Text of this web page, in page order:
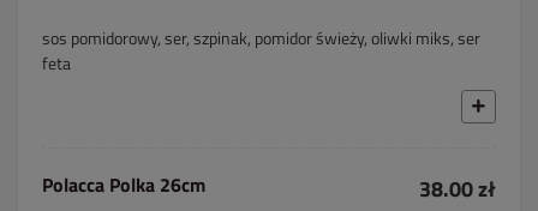
sos pomidorowy, ser, szpinak, pomidor świeży, oliwki miks, ser
feta
Polacca Polka 26cm 38.00 zł